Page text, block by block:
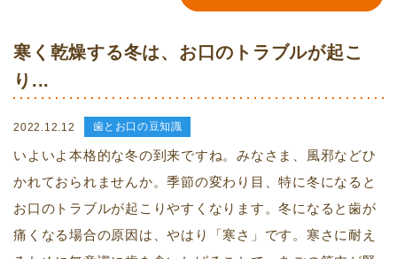
寒く乾燥する冬は、お口のトラブルが起こ
り...
2022.12.12 歯とお口の豆知識
いよいよ本格的な冬の到来ですね。みなさま、風邪などひ
かれておられませんか。季節の変わり目、特に冬になると
お口のトラブルが起こりやすくなります。冬になると歯が
痛くなる場合の原因は、やはり「寒さ」です。寒さに耐え